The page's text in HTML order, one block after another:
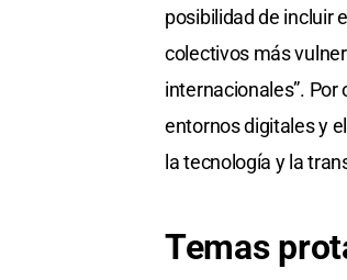
posibilidad de incluir
colectivos más
internacionales”.
entornos digitales y
la tecnología y la
Temas